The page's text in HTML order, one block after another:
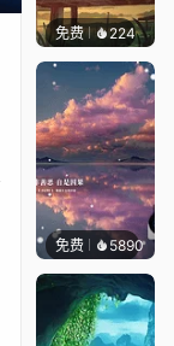
免费 224Max
免费 5890冰茶